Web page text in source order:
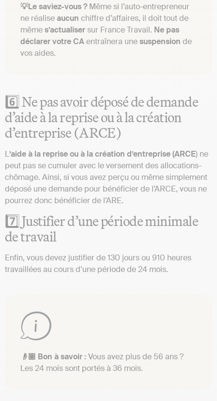
💡Le saviez-vous ? Même si l’auto-entrepreneur
ne réaliseaucun chiffre d’affaires, il doit tout de
mêmes’actualisersur France Travail. Ne pas
déclarer votre CAentraînera unesuspension de
vos aides.
6️⃣ Ne pas avoir déposé de demande
d’aide à la reprise ou à la création
d’entreprise (ARCE)
L’aide à la reprise ou à la création d’entreprise (ARCE) ne
peut pas se cumuler avec le versement des allocations-
chômage. Ainsi, si vous avez perçu ou même simplement
déposé une demande pour bénéficier de l’ARCE, vous ne
pourrez donc bénéficier de l’ARE.
7️⃣ Justifier d’une période minimale
de travail
Enfin, vous devez justifier de 130 jours ou 910 heures
travaillées au cours d’une période de 24 mois.
👴🏽 Bon à savoir : Vous avez plus de 56 ans ?
Les 24 mois sont portés à 36 mois.